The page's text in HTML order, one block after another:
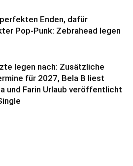
Enden, dafür
Pop-Punk: Zebrahead legen
legen nach: Zusätzliche
für 2027, Bela B liest
und Farin Urlaub veröffentlicht